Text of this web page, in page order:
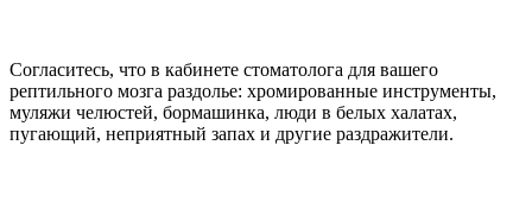
Согласитесь, что в кабинете стоматолога для вашего
рептильного мозга раздолье: хромированные инструменты,
муляжи челюстей, бормашинка, люди в белых халатах,
пугающий, неприятный запах и другие раздражители.